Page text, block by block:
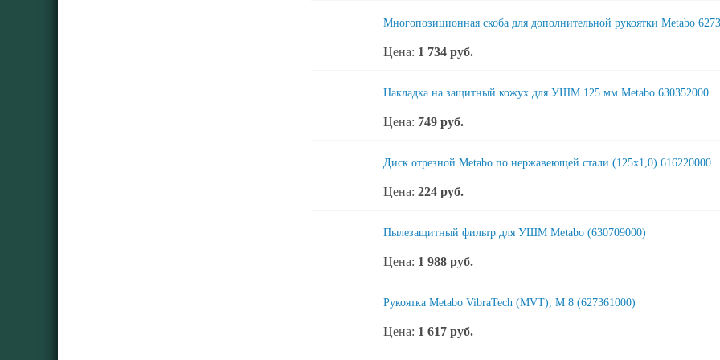
Многопозиционная скоба для дополнительной рукоятки Metabo
Цена: 1 734 руб.
Накладка на защитный кожух для УШМ 125 мм Metabo 630352000
Цена: 749 руб.
Диск отрезной Metabo по нержавеющей стали (125x1,0) 616220000
Цена: 224 руб.
Пылезащитный фильтр для УШМ Metabo (630709000)
Цена: 1 988 руб.
Рукоятка Metabo VibraTech (MVT), M 8 (627361000)
Цена: 1 617 руб.